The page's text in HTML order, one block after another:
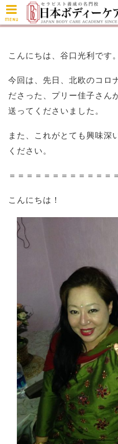
こんにちは、谷口光利です。
今回は、先日、北欧のコロ
ださった、プリー佳子さん
送ってくださいました。
また、これがとても興味深
ください。
＝＝＝＝＝＝＝＝＝＝＝＝＝
こんにちは！
MENU